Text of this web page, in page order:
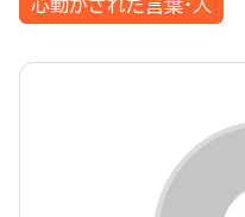
心動かされた言葉・人